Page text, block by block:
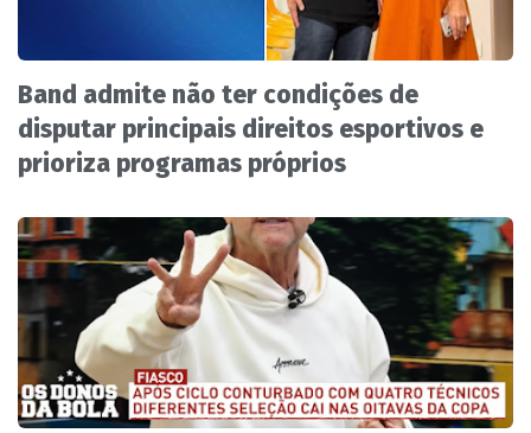
Band admite não ter condições de
disputar principais direitos esportivos e
prioriza programas próprios